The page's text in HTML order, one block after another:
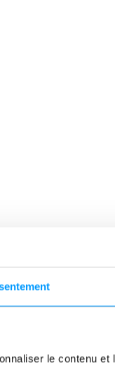
le contenu